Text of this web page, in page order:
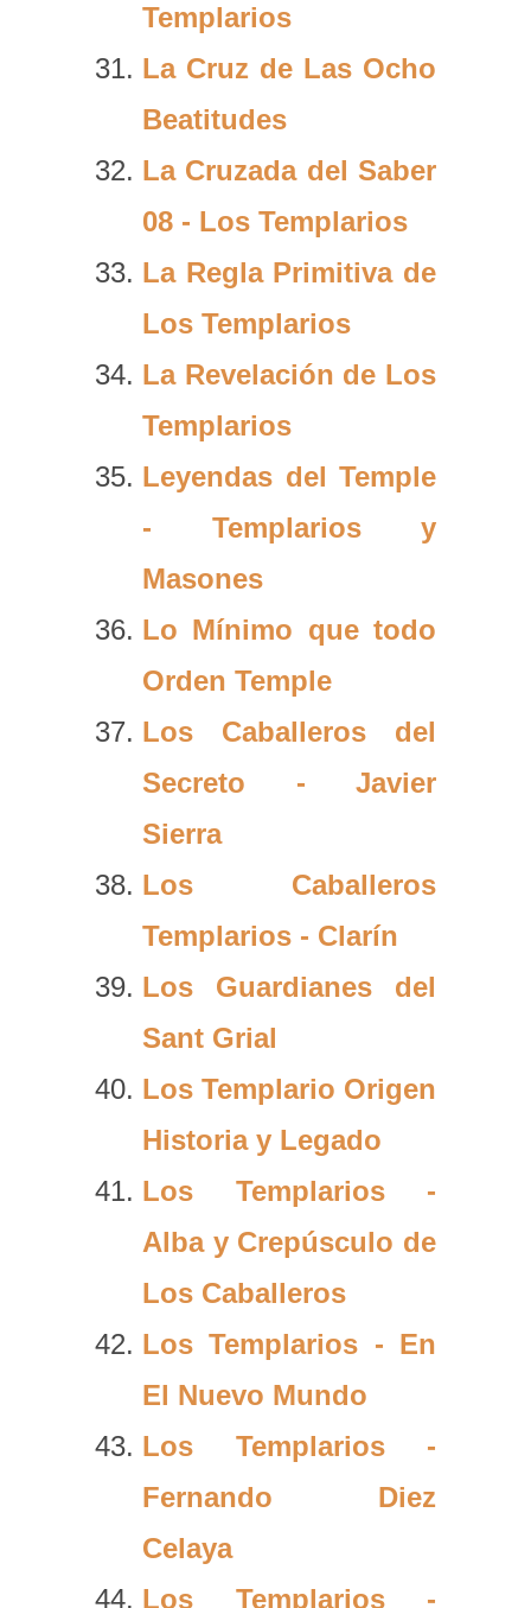
Templarios
La Cruz de Las Ocho
Beatitudes
La Cruzada del Saber
08 - Los Templarios
La Regla Primitiva de
Los Templarios
La Revelación de Los
Templarios
Leyendas del Temple
- Templarios y
Masones
Lo Mínimo que todo
Orden Temple
Los Caballeros del
Secreto - Javier
Sierra
Los Caballeros
Templarios - Clarín
Los Guardianes del
Sant Grial
Los Templario Origen
Historia y Legado
Los Templarios -
Alba y Crepúsculo de
Los Caballeros
Los Templarios - En
El Nuevo Mundo
Los Templarios -
Fernando Diez
Celaya
Los Templarios -